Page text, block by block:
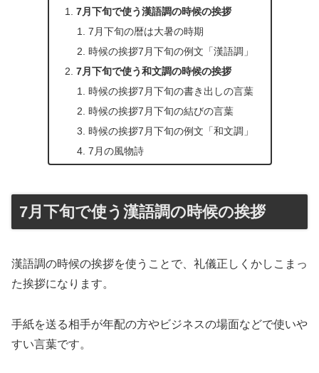
7月下旬で使う漢語調の時候の挨拶
7月下旬の暦は大暑の時期
時候の挨拶7月下旬の例文「漢語調」
7月下旬で使う和文調の時候の挨拶
時候の挨拶7月下旬の書き出しの言葉
時候の挨拶7月下旬の結びの言葉
時候の挨拶7月下旬の例文「和文調」
7月の風物詩
7月下旬で使う漢語調の時候の挨拶
漢語調の時候の挨拶を使うことで、礼儀正しくかしこまっ
た挨拶になります。
手紙を送る相手が年配の方やビジネスの場面などで使いや
すい言葉です。